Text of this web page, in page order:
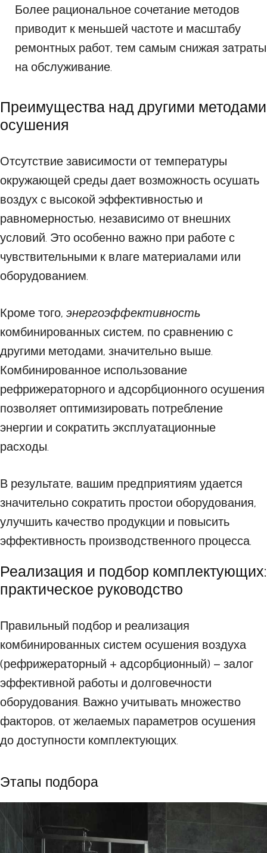
Более рациональное сочетание методов
приводит к меньшей частоте и масштабу
ремонтных работ, тем самым снижая затраты
на обслуживание.
Преимущества над другими методами
осушения
Отсутствие зависимости от температуры
окружающей среды дает возможность осушать
воздух с высокой эффективностью и
равномерностью, независимо от внешних
условий. Это особенно важно при работе с
чувствительными к влаге материалами или
оборудованием.
Кроме того, энергоэффективность
комбинированных систем, по сравнению с
другими методами, значительно выше.
Комбинированное использование
рефрижераторного и адсорбционного осушения
позволяет оптимизировать потребление
энергии и сократить эксплуатационные
расходы.
В результате, вашим предприятиям удается
значительно сократить простои оборудования,
улучшить качество продукции и повысить
эффективность производственного процесса.
Реализация и подбор комплектующих:
практическое руководство
Правильный подбор и реализация
комбинированных систем осушения воздуха
(рефрижераторный + адсорбционный) – залог
эффективной работы и долговечности
оборудования. Важно учитывать множество
факторов, от желаемых параметров осушения
до доступности комплектующих.
Этапы подбора